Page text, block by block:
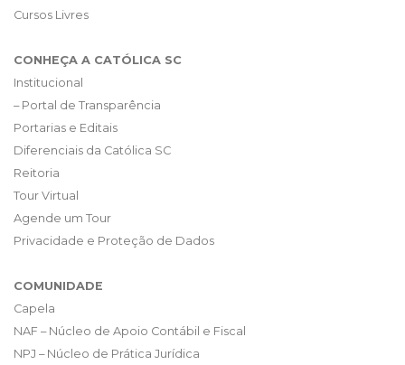
Cursos Livres
CONHEÇA A CATÓLICA SC
Institucional
– Portal de Transparência
Portarias e Editais
Diferenciais da Católica SC
Reitoria
Tour Virtual
Agende um Tour
Privacidade e Proteção de Dados
COMUNIDADE
Capela
NAF – Núcleo de Apoio Contábil e Fiscal
NPJ – Núcleo de Prática Jurídica